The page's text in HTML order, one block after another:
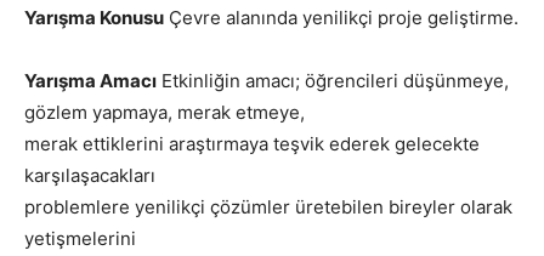
Yarışma Konusu Çevre alanında yenilikçi proje geliştirme.
Yarışma Amacı Etkinliğin amacı; öğrencileri düşünmeye,
gözlem yapmaya, merak etmeye,
merak ettiklerini araştırmaya teşvik ederek gelecekte
karşılaşacakları
problemlere yenilikçi çözümler üretebilen bireyler olarak
yetişmelerini